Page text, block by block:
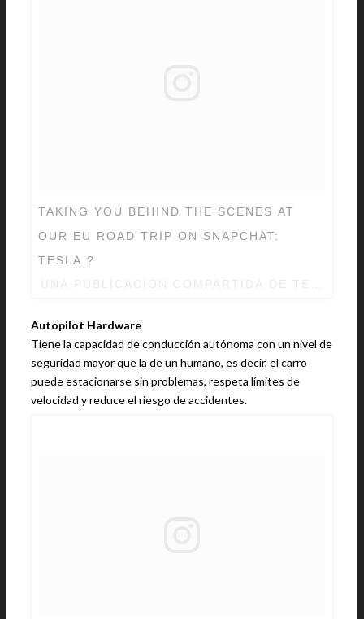
TAKING YOU BEHIND THE SCENES AT
OUR EU ROAD TRIP ON SNAPCHAT:
TESLA ?
Autopilot Hardware
Tiene la capacidad de conducción autónoma con un nivel de
seguridad mayor que la de un humano, es decir, el carro
puede estacionarse sin problemas, respeta límites de
velocidad y reduce el riesgo de accidentes.